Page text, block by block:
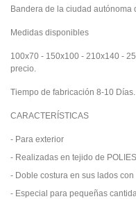
Bandera de la ciudad autónoma
Medidas disponibles
100x70 - 150x100 - 210x140 -
precio.
Tiempo de fabricación 8-10 Días.
CARACTERÍSTICAS
- Para exterior
- Realizadas en tejido de
- Doble costura en sus lados
- Especial para pequeñas